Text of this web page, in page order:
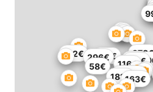
58€
192€
181€163€
175€
3223€
116€
115€
115€
296€